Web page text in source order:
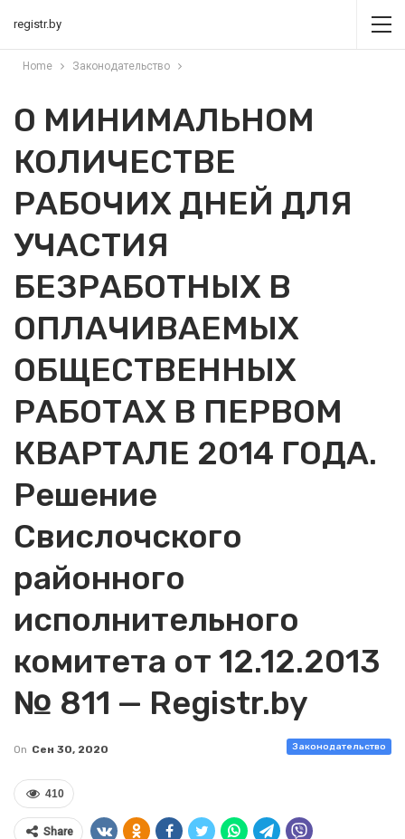
registr.by
Home Законодательство
О МИНИМАЛЬНОМ
КОЛИЧЕСТВЕ
РАБОЧИХ ДНЕЙ ДЛЯ
УЧАСТИЯ
БЕЗРАБОТНЫХ В
ОПЛАЧИВАЕМЫХ
ОБЩЕСТВЕННЫХ
РАБОТАХ В ПЕРВОМ
КВАРТАЛЕ 2014 ГОДА.
Решение
Свислочского
районного
исполнительного
комитета от 12.12.2013
№ 811 — Registr.by
Законодательство
On Сен 30, 2020
410
Share